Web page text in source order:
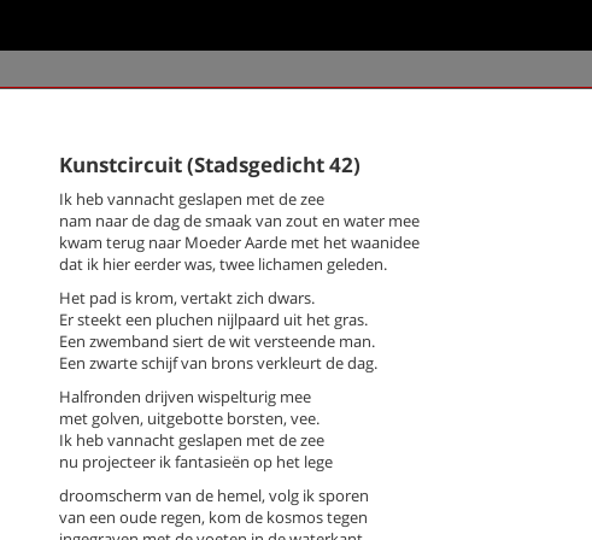
op thema
-- Alle thema's --
Rosenberg, Jan-Paul
Beknopte anatomie van de
(Stadsgedicht 54)
Bibliotheek (Stadsgedicht 19)
De imker (Stadsgedicht 43)
Kunstcircuit (Stadsgedicht 42)
Ik heb vannacht geslapen met de zee
nam naar de dag de smaak van zout en water mee
kwam terug naar Moeder Aarde met het waanidee
dat ik hier eerder was, twee lichamen geleden.
Het pad is krom, vertakt zich dwars.
Er steekt een pluchen nijlpaard uit het gras.
Een zwemband siert de wit versteende man.
Een zwarte schijf van brons verkleurt de dag.
Halfronden drijven wispelturig mee
met golven, uitgebotte borsten, vee.
Ik heb vannacht geslapen met de zee
nu projecteer ik fantasieën op het lege
droomscherm van de hemel, volg ik sporen
van een oude regen, kom de kosmos tegen